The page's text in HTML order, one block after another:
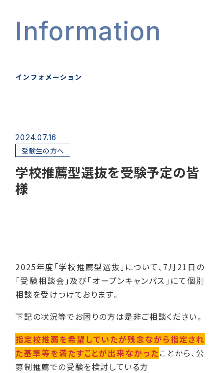
Information
インフォメーション
2024.07.16
受験生の方へ
学校推薦型選抜を受験予定の皆
様
2025年度「学校推薦型選抜」について、7月21日の
「受験相談会」及び「オープンキャンパス」にて個別
相談を受けつけております。
下記の状況等でお困りの方は是非ご相談ください。
指定校推薦を希望していたが残念ながら指定され
た基準等を満たすことが出来なかったことから、公
募制推薦での受験を検討している方